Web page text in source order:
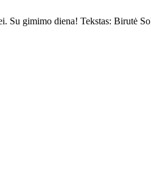
Su gimimo diena! Tekstas: Birutė